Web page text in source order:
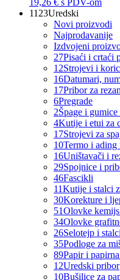
19,26 € s PDV-om
1123Uredski
Novi proizvodi
Najprodavanije
Izdvojeni
27Pisaći i crtaći
12Strojevi i
16Datumari,
17Pribor za
6Pregrade
2Špage i gumice
4Kutije i etui za
17Strojevi za
10Termo i ading
16Uništavači i
29Spojnice i
46Fascikli
11Kutije i stalci
30Korekture i
51Olovke
34Olovke
26Selotejp i stalci
35Podloge za
89Papir i
12Uredski pribor
10Bušilice za